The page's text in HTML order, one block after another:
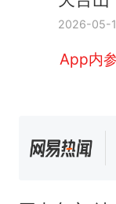
2026-05-
App内